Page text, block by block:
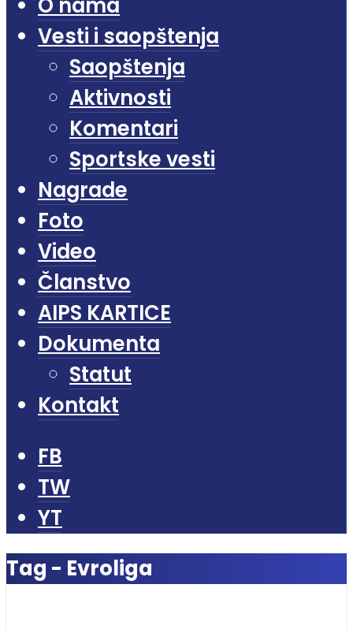
Vesti i saopštenja
Saopštenja
Aktivnosti
Komentari
Sportske vesti
Nagrade
Foto
Video
Članstvo
AIPS KARTICE
Dokumenta
Statut
Kontakt
FB
TW
YT
Tag - Evroliga